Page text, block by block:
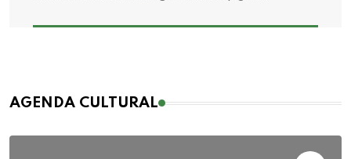
AGENDA CULTURAL